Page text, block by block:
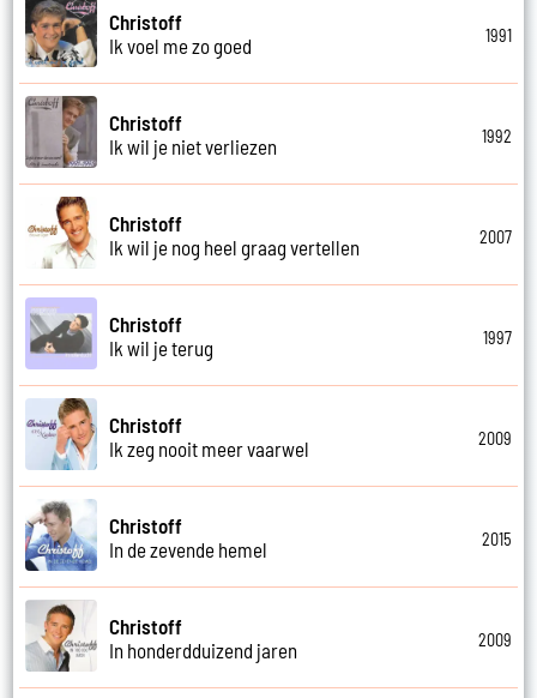
Christoff
Ik voel me zo goed
1991
Christoff
Ik wil je niet verliezen
1992
Christoff
Ik wil je nog heel graag vertellen
2007
Christoff
Ik wil je terug
1997
Christoff
Ik zeg nooit meer vaarwel
2009
Christoff
In de zevende hemel
2015
Christoff
In honderdduizend jaren
2009